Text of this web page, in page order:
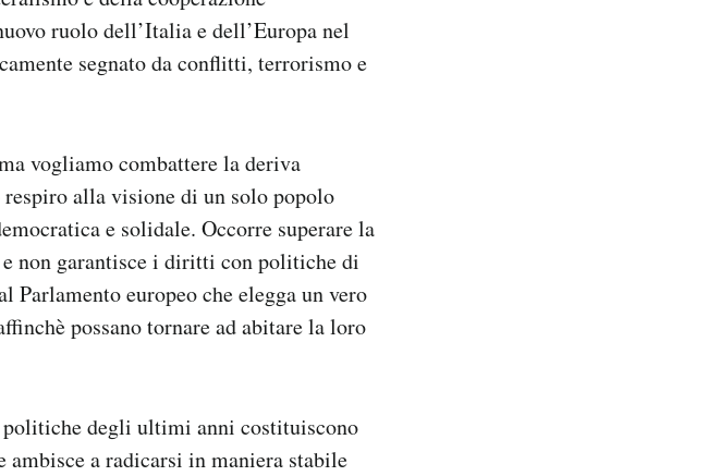
ruolo dell’Italia e dell’Europa nel
segnato da conflitti, terrorismo e
vogliamo combattere la deriva
respiro alla visione di un solo popolo
e solidale. Occorre superare la
non garantisce i diritti con politiche di
europeo che elegga un vero
possano tornare ad abitare la loro
degli ultimi anni costituiscono
ambisce a radicarsi in maniera stabile